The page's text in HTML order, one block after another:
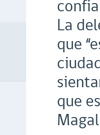
La
que
que